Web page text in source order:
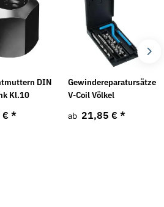
DIN
Kl.10
€*
Gewindereparatursätze
V-Coil Völkel
ab 21,85 € *
Neu